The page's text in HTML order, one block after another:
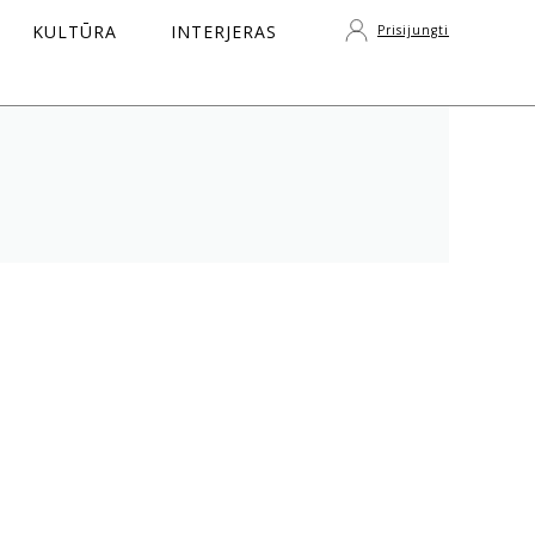
KULTŪRA
INTERJERAS
Prisijungti